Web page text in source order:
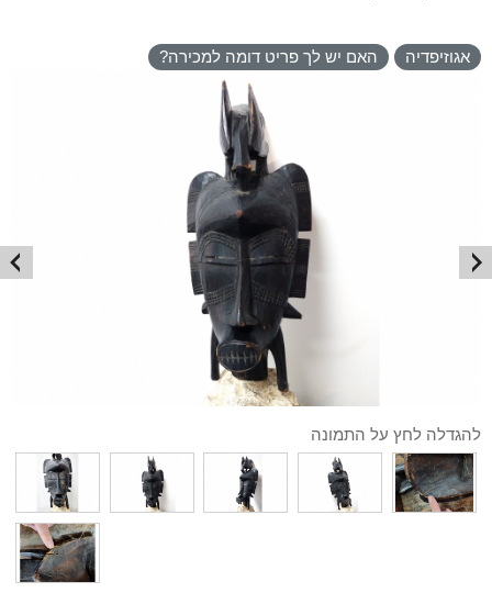
אגוזיפדיה האם יש לך פריט דומה למכירה?
להגדלה לחץ על התמונה